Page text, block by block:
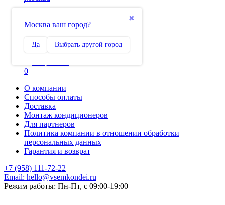
✖
Москва ваш город?
Да Выбрать другой город
Сравнение
0
О компании
Способы оплаты
Доставка
Монтаж кондиционеров
Для партнеров
Политика компании в отношении обработки
персональных данных
Гарантия и возврат
+7 (958) 111-72-22
Email: hello@vsemkondei.ru
Режим работы: Пн-Пт, с 09:00-19:00